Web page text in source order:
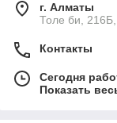
г. Алматы
Толе би,
Контакты
Сегодня
Показать